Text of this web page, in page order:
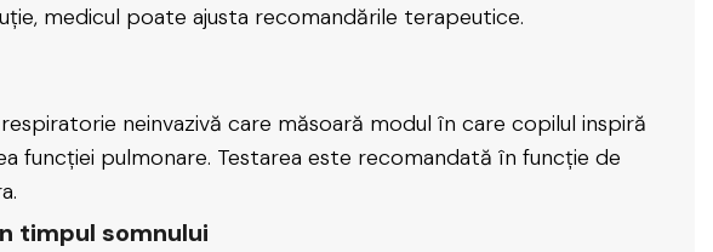
medicul poate ajusta recomandările terapeutice.
neinvazivă care măsoară modul în care copilul inspiră
funcției pulmonare. Testarea este recomandată în funcție de
timpul somnului